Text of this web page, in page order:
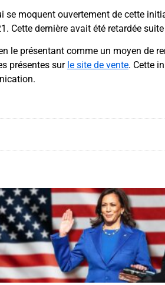
moquent ouvertement de cette
Cette dernière avait été retardée
le présentant comme un moyen de
présentes sur le site de vente. Cette